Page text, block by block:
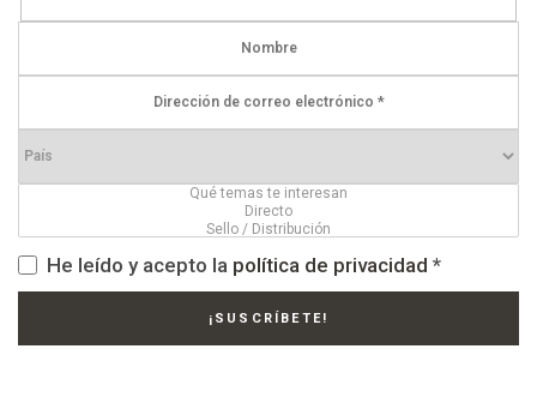
He leído y acepto la política de privacidad *